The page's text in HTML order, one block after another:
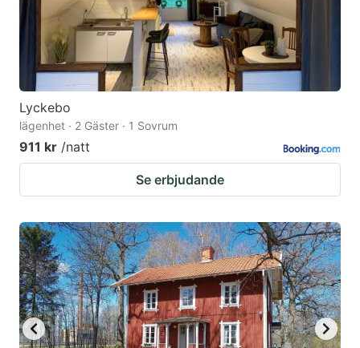
Lyckebo
lägenhet · 2 Gäster · 1 Sovrum
911 kr /natt
Se erbjudande